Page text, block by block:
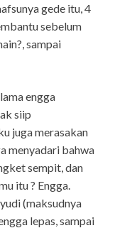
gede itu, 4
sebelum
sampai
engga
siip
juga merasakan
menyadari bahwa
sempit, dan
itu ? Engga.
(maksudnya
lepas, sampai